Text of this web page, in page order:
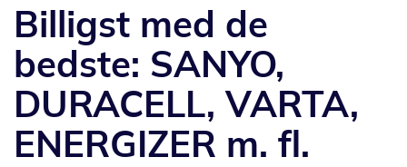
Billigst med de
bedste: SANYO,
DURACELL, VARTA,
ENERGIZER m. fl.